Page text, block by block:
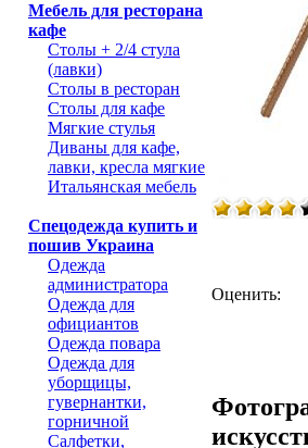
Мебель для ресторана
кафе
Столы + 2/4 стула
(лавки)
Столы в ресторан
Столы для кафе
Мягкие стулья
Диваны для кафе,
лавки, кресла мягкие
Итальянская мебель
Спецодежда купить и
пошив Украина
Одежда
администратора
Одежда для
официантов
Одежда повара
Одежда для
уборщицы,
гувернантки,
горничной
Салфетки,
Оценить: